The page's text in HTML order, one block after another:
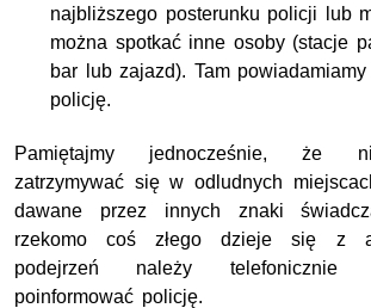
najbliższego posterunku policji lub
można spotkać inne osoby (stacje
bar lub zajazd). Tam
policję.
Pamiętajmy jednocześnie, że
zatrzymywać się w odludnych
dawane przez innych znaki
rzekomo coś złego dzieje się z
podejrzeń należy telefonicznie
poinformować policję.